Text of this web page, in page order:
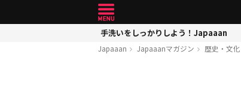
手洗いをしっかりしよう！Japaaan
Japaaan Japaaanマガジン 歴史・文化